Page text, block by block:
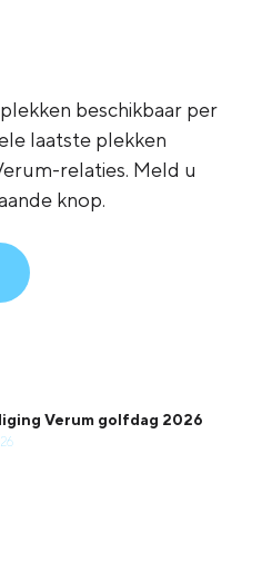
beschikbaar per
laatste plekken
relaties. Meld u
knop.
Verum golfdag 2026